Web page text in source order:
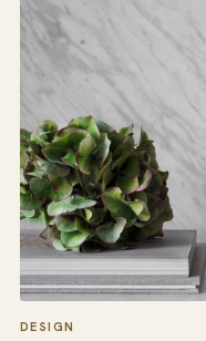
DESIGN